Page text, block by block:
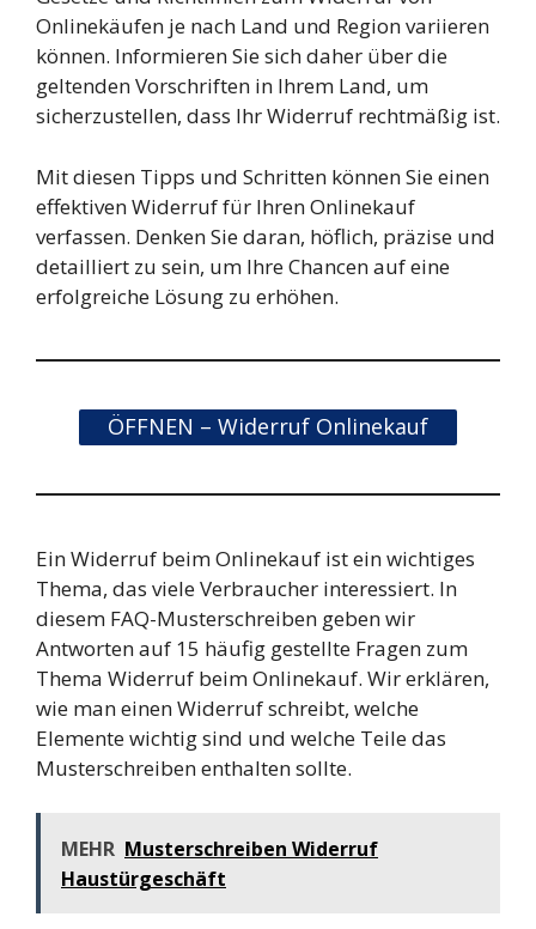
Onlinekäufen je nach Land und Region variieren
können. Informieren Sie sich daher über die
geltenden Vorschriften in Ihrem Land, um
sicherzustellen, dass Ihr Widerruf rechtmäßig ist.
Mit diesen Tipps und Schritten können Sie einen
effektiven Widerruf für Ihren Onlinekauf
verfassen. Denken Sie daran, höflich, präzise und
detailliert zu sein, um Ihre Chancen auf eine
erfolgreiche Lösung zu erhöhen.
ÖFFNEN – Widerruf Onlinekauf
Ein Widerruf beim Onlinekauf ist ein wichtiges
Thema, das viele Verbraucher interessiert. In
diesem FAQ-Musterschreiben geben wir
Antworten auf 15 häufig gestellte Fragen zum
Thema Widerruf beim Onlinekauf. Wir erklären,
wie man einen Widerruf schreibt, welche
Elemente wichtig sind und welche Teile das
Musterschreiben enthalten sollte.
MEHR Musterschreiben Widerruf
Haustürgeschäft